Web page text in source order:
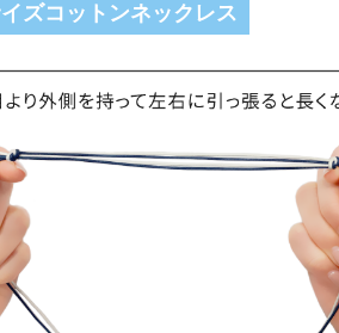
ズコットンネックレス